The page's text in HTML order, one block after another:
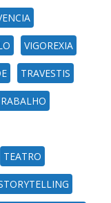
VIGOREXIA
TRAVESTIS
TEATRO